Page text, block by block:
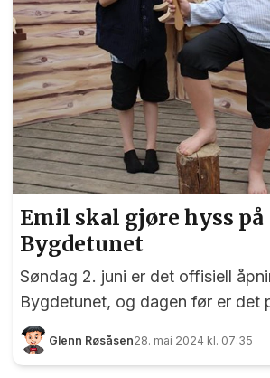
Emil skal gjøre hyss på
Bygdetunet
Søndag 2. juni er det offisiell
Bygdetunet, og dagen før er det
«Emil i Lønneberget» framført av
1814. Musikal- og teatergruppen
Glenn Røsåsen28. mai 2024 kl. 07:35